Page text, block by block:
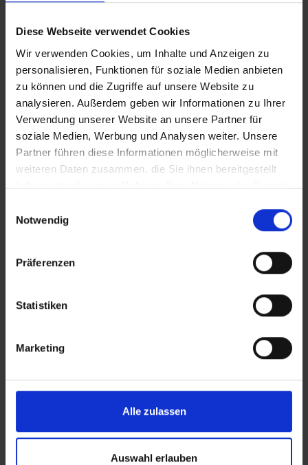
Diese Webseite verwendet Cookies
Wir verwenden Cookies, um Inhalte und Anzeigen zu
personalisieren, Funktionen für soziale Medien anbieten
zu können und die Zugriffe auf unsere Website zu
analysieren. Außerdem geben wir Informationen zu Ihrer
Verwendung unserer Website an unsere Partner für
soziale Medien, Werbung und Analysen weiter. Unsere
Partner führen diese Informationen möglicherweise mit
weiteren Daten zusammen, die Sie ihnen bereitgestellt
haben oder die sie im Rahmen Ihrer Nutzung der Dienste
Notwendig
Präferenzen
Statistiken
Marketing
Alle zulassen
Auswahl erlauben
In Sicherheit in Deutschland, in Gedanken im Krieg
Ernstfall Nachhaltige Geldanlage: Rendite mit gutem Gewissen?
IT_Gefährlicher Hype: Warum Snus keine Freizeitdroge
ist
Zusätzliches Material
Bilder
SRT-Untertitel
Diese Beiträge könnten Sie auch